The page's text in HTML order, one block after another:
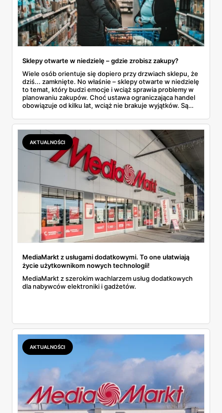
Sklepy otwarte w niedzielę – gdzie zrobisz zakupy?
Wiele osób orientuje się dopiero przy drzwiach sklepu, że
dziś... zamknięte. No właśnie – sklepy otwarte w niedzielę
to temat, który budzi emocje i wciąż sprawia problemy w
planowaniu zakupów. Choć ustawa ograniczająca handel
obowiązuje od kilku lat, wciąż nie brakuje wyjątków. Są
jak to wygląda w praktyce? Czy mały osiedlowy sklepik
może działać? A co z Żabką czy stacjami benzynowymi? W
tym artykule rozwiewamy wątpliwości i pokazujemy, gdzie
w niedzielę można coś kupić – bez nerwów i krążenia po
mieście.
AKTUALNOŚCI
MediaMarkt z usługami dodatkowymi. To one ułatwiają
życie użytkownikom nowych technologii!
MediaMarkt z szerokim wachlarzem usług dodatkowych
dla nabywców elektroniki i gadżetów.
AKTUALNOŚCI